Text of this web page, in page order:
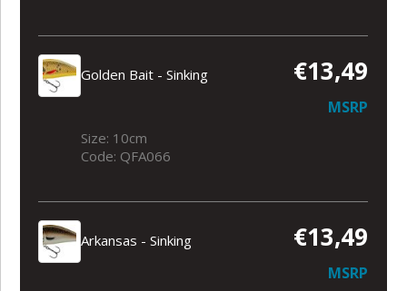
Golden Bait - Sinking €13,49
MSRP
Size: 10cm
Code: QFA066
Arkansas - Sinking €13,49
MSRP